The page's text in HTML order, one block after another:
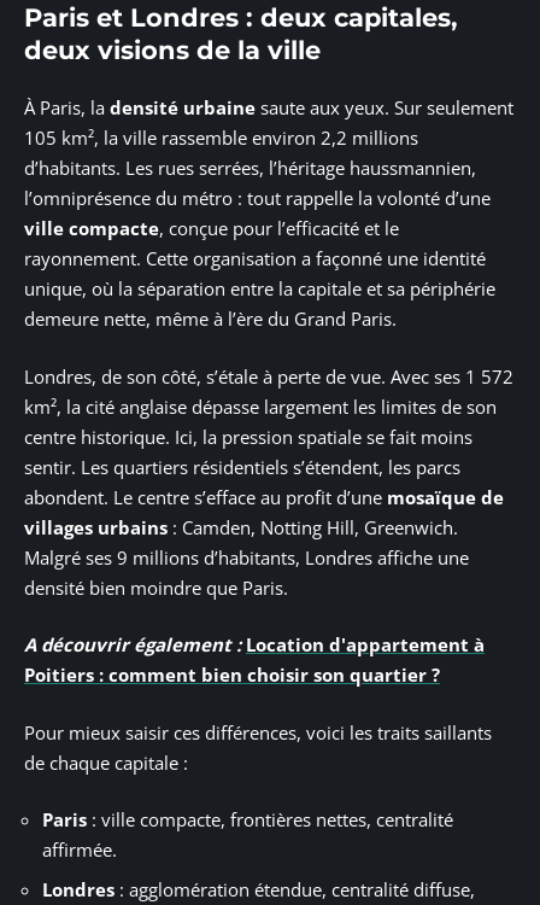
Paris et Londres : deux capitales,
deux visions de la ville
À Paris, la densité urbaine saute aux yeux. Sur seulement
105 km², la ville rassemble environ 2,2 millions
d’habitants. Les rues serrées, l’héritage haussmannien,
l’omniprésence du métro : tout rappelle la volonté d’une
ville compacte, conçue pour l’efficacité et le
rayonnement. Cette organisation a façonné une identité
unique, où la séparation entre la capitale et sa périphérie
demeure nette, même à l’ère du Grand Paris.
Londres, de son côté, s’étale à perte de vue. Avec ses 1 572
km², la cité anglaise dépasse largement les limites de son
centre historique. Ici, la pression spatiale se fait moins
sentir. Les quartiers résidentiels s’étendent, les parcs
abondent. Le centre s’efface au profit d’une mosaïque de
villages urbains : Camden, Notting Hill, Greenwich.
Malgré ses 9 millions d’habitants, Londres affiche une
densité bien moindre que Paris.
A découvrir également : Location d'appartement à
Poitiers : comment bien choisir son quartier ?
Pour mieux saisir ces différences, voici les traits saillants
de chaque capitale :
Paris : ville compacte, frontières nettes, centralité
affirmée.
Londres : agglomération étendue, centralité diffuse,